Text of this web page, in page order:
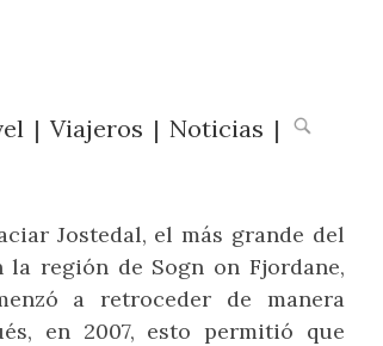
| Viajeros | Noticias |
Jostedal, el más grande del
región de Sogn on Fjordane,
a retroceder de manera
en 2007, esto permitió que